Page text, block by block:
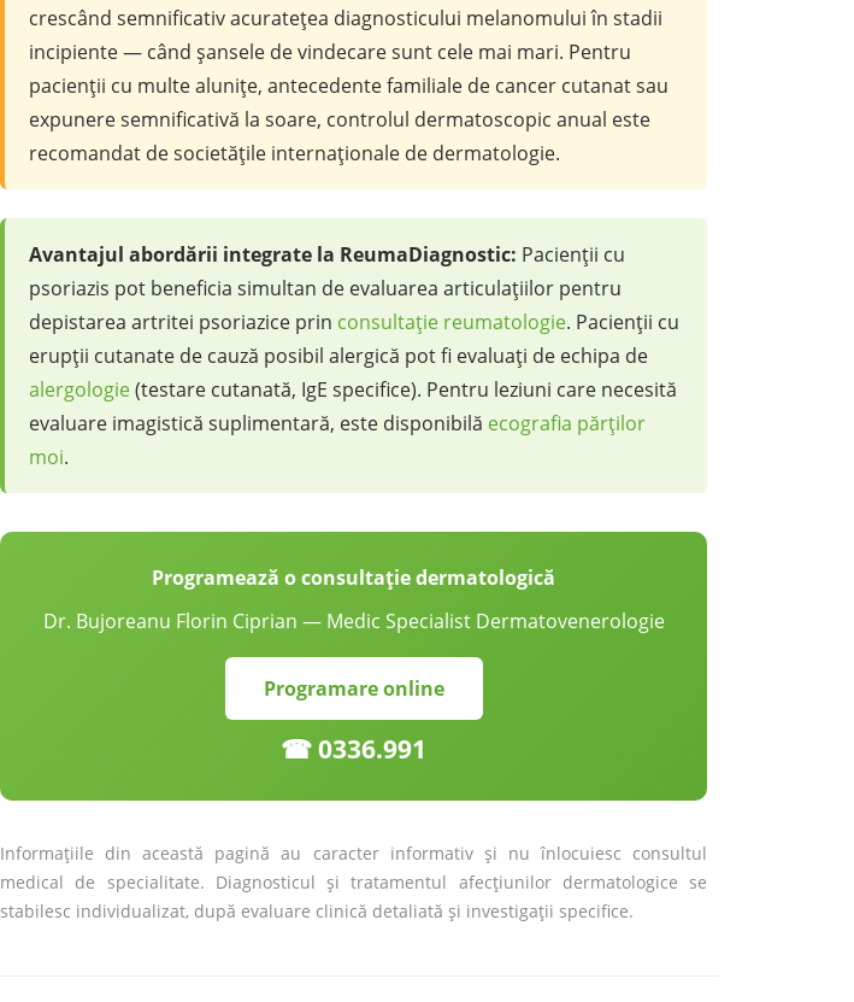
crescând semnificativ acuratețea diagnosticului melanomului în stadii
incipiente — când șansele de vindecare sunt cele mai mari. Pentru
pacienții cu multe alunițe, antecedente familiale de cancer cutanat sau
expunere semnificativă la soare, controlul dermatoscopic anual este
recomandat de societățile internaționale de dermatologie.
Avantajul abordării integrate la ReumaDiagnostic: Pacienții cu
psoriazis pot beneficia simultan de evaluarea articulațiilor pentru
depistarea artritei psoriazice prin consultație reumatologie. Pacienții cu
erupții cutanate de cauză posibil alergică pot fi evaluați de echipa de
alergologie(testare cutanată, IgE specifice). Pentru leziuni care necesită
evaluare imagistică suplimentară, este disponibilă ecografia părților
moi.
Programează o consultație dermatologică
Dr. Bujoreanu Florin Ciprian — Medic Specialist Dermatovenerologie
Programare online
☎ 0336.991
Informațiile din această pagină au caracter informativ și nu înlocuiesc consultul
medical de specialitate. Diagnosticul și tratamentul afecțiunilor dermatologice se
stabilesc individualizat, după evaluare clinică detaliată și investigații specifice.